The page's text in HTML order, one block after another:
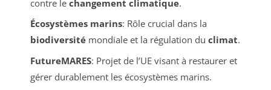
contre le changement climatique.
Écosystèmes marins: Rôle crucial dans la
biodiversitémondiale et la régulation du climat.
FutureMARES: Projet de l’UE visant à restaurer et
gérer durablement les écosystèmes marins.